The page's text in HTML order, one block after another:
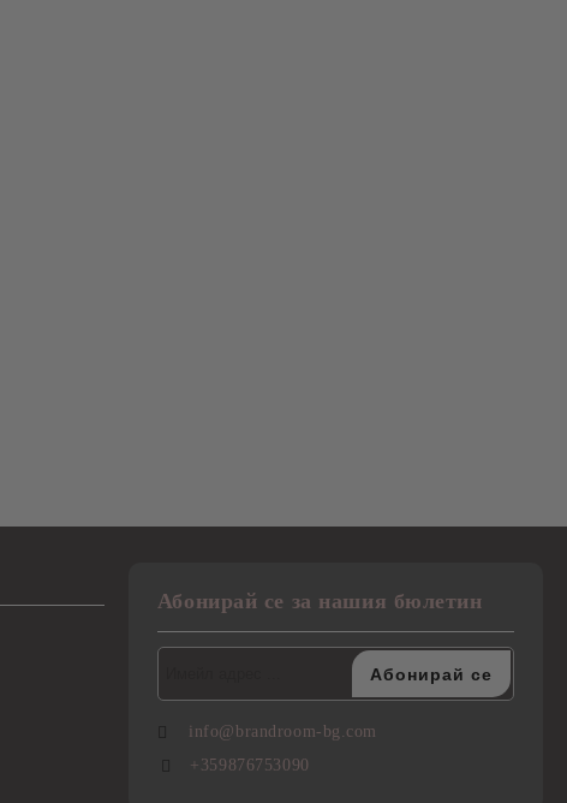
Абонирай се за нашия бюлетин
info@brandroom-bg.com
+359876753090